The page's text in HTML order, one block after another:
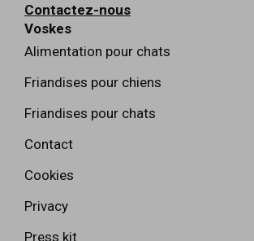
Contactez-nous
Voskes
Alimentation pour chats
Friandises pour chiens
Friandises pour chats
Contact
Cookies
Privacy
Press kit